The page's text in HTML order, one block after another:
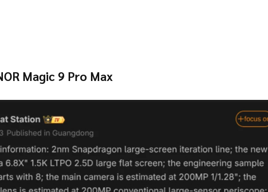
Magic 9 Pro Max